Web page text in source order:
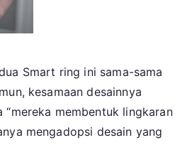
Smart ring ini sama-sama
kesamaan desainnya
“mereka membentuk lingkaran
mengadopsi desain yang